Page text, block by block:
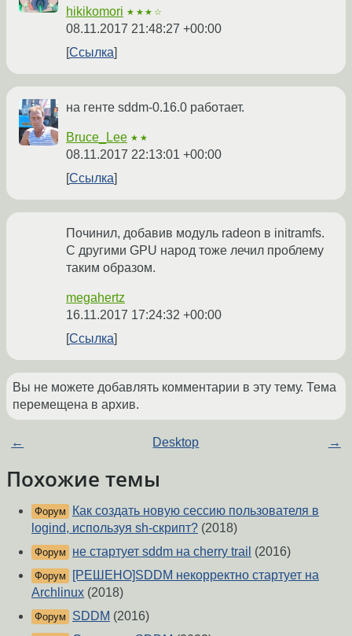
hikikomori ★★★☆
08.11.2017 21:48:27 +00:00
Ссылка
на генте sddm-0.16.0 работает.
Bruce_Lee ★★
08.11.2017 22:13:01 +00:00
Ссылка
Починил, добавив модуль radeon в initramfs.
С другими GPU народ тоже лечил проблему
таким образом.
megahertz
16.11.2017 17:24:32 +00:00
Ссылка
Вы не можете добавлять комментарии в эту тему. Тема
перемещена в архив.
← Desktop →
Похожие темы
Форум
Как создать новую сессию пользователя в
logind, используя sh-скрипт? (2018)
Форум не стартует sddm на cherry trail (2016)
Форум
[РЕШЕНО]SDDM некорректно стартует на
Archlinux (2018)
Форум SDDM (2016)